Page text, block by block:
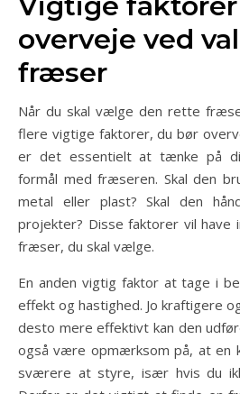
overveje ved
fræser
Når du skal vælge den rette
flere vigtige faktorer, du bør
er det essentielt at tænke på
formål med fræseren. Skal den
metal eller plast? Skal den
projekter? Disse faktorer vil have
fræser, du skal vælge.
En anden vigtig faktor at tage i
effekt og hastighed. Jo kraftigere
desto mere effektivt kan den
også være opmærksom på, at en
sværere at styre, især hvis du